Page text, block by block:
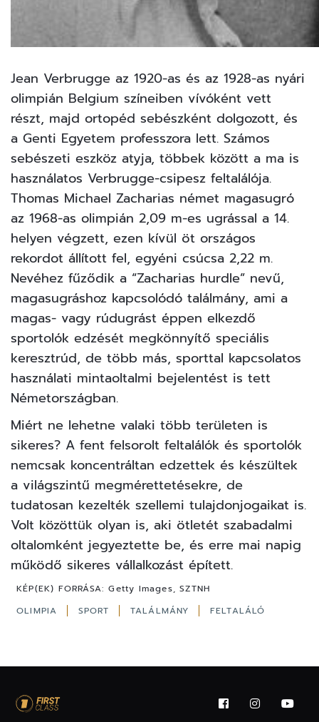
Jean Verbrugge az 1920-as és az 1928-as nyári
olimpián Belgium színeiben vívóként vett
részt, majd ortopéd sebészként dolgozott, és
a Genti Egyetem professzora lett. Számos
sebészeti eszköz atyja, többek között a ma is
használatos Verbrugge-csipesz feltalálója.
Thomas Michael Zacharias német magasugró
az 1968-as olimpián 2,09 m-es ugrással a 14.
helyen végzett, ezen kívül öt országos
rekordot állított fel, egyéni csúcsa 2,22 m.
Nevéhez fűződik a “Zacharias hurdle” nevű,
magasugráshoz kapcsolódó találmány, ami a
magas- vagy rúdugrást éppen elkezdő
sportolók edzését megkönnyítő speciális
keresztrúd, de több más, sporttal kapcsolatos
használati mintaoltalmi bejelentést is tett
Németországban.
Miért ne lehetne valaki több területen is
sikeres? A fent felsorolt feltalálók és sportolók
nemcsak koncentráltan edzettek és készültek
a világszintű megmérettetésekre, de
tudatosan kezelték szellemi tulajdonjogaikat is.
Volt közöttük olyan is, aki ötletét szabadalmi
oltalomként jegyeztette be, és erre mai napig
működő sikeres vállalkozást épített.
KÉP(EK) FORRÁSA: Getty Images, SZTNH
OLIMPIA
SPORT TALÁLMÁNY FELTALÁLÓ